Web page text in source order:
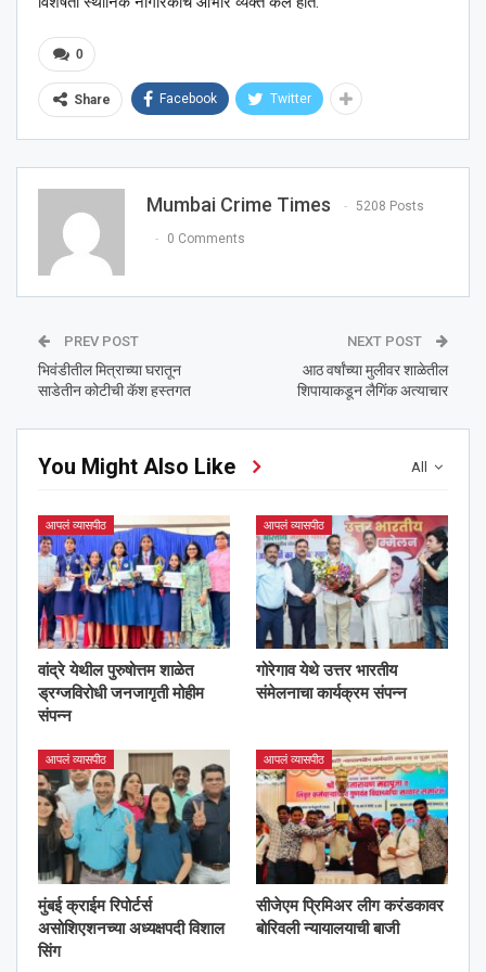
0
Share Facebook Twitter
Mumbai Crime Times 5208 Posts
0 Comments
PREV POST
भिवंडीतील मित्राच्या घरातून
साडेतीन कोटीची कॅश हस्तगत
NEXT POST
आठ वर्षांच्या मुलीवर शाळेतील
शिपायाकडून लैगिंक अत्याचार
All
You Might Also Like
आपलं व्यासपीठ
वांद्रे येथील पुरुषोत्तम शाळेत
ड्रग्जविरोधी जनजागृती मोहीम
संपन्न
आपलं व्यासपीठ
गोरेगाव येथे उत्तर भारतीय
संमेलनाचा कार्यक्रम संपन्न
आपलं व्यासपीठ
मुंबई क्राईम रिपोर्टर्स
असोशिएशनच्या अध्यक्षपदी विशाल
सिंग
आपलं व्यासपीठ
सीजेएम प्रिमिअर लीग करंडकावर
बोरिवली न्यायालयाची बाजी